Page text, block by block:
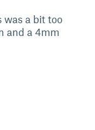
was a bit too
and a 4mm